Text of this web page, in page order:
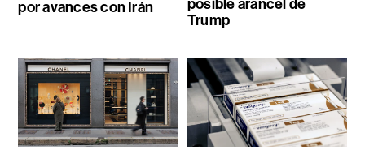
por avances con Irán
posible arancel de
Trump